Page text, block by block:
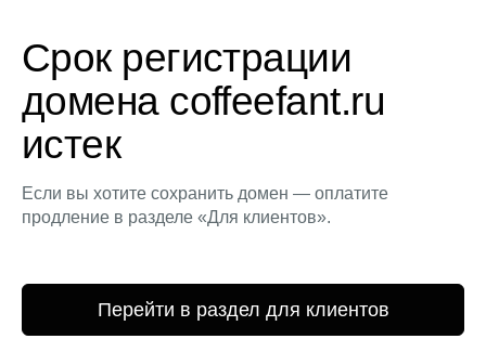
Срок регистрации
домена coffeefant.ru
истек
Если вы хотите сохранить домен — оплатите
продление в разделе «Для клиентов».
Перейти в раздел для клиентов